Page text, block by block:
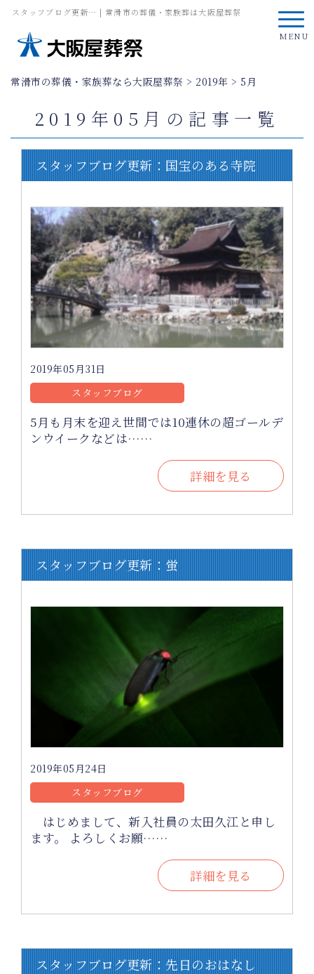
スタッフブログ更新… | 常滑市の葬儀・家族葬は大阪屋葬祭
MENU
常滑市の葬儀・家族葬なら大阪屋葬祭 > 2019年 > 5月
2019年05月の記事一覧
スタッフブログ更新：国宝のある寺院
2019年05月31日
スタッフブログ
5月も月末を迎え世間では10連休の超ゴールデ
ンウイークなどは……
詳細を見る
スタッフブログ更新：蛍
2019年05月24日
スタッフブログ
はじめまして、新入社員の太田久江と申し
ます。 よろしくお願……
詳細を見る
スタッフブログ更新：先日のおはなし